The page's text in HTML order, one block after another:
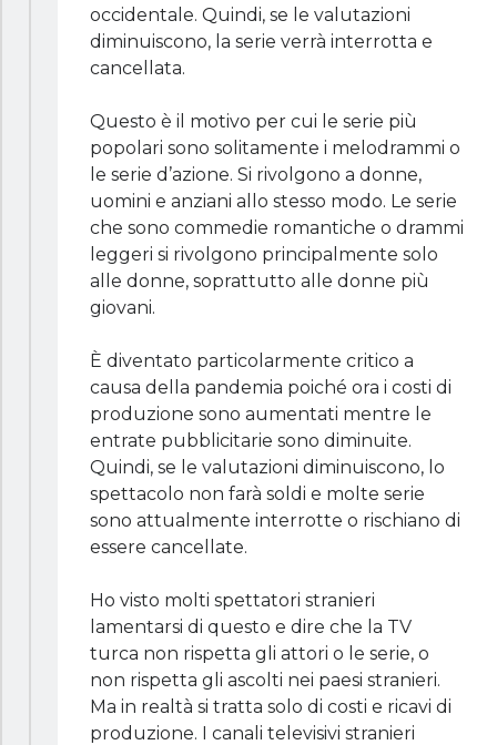
occidentale. Quindi, se le valutazioni
diminuiscono, la serie verrà interrotta e
cancellata.
Questo è il motivo per cui le serie più
popolari sono solitamente i melodrammi o
le serie d’azione. Si rivolgono a donne,
uomini e anziani allo stesso modo. Le serie
che sono commedie romantiche o drammi
leggeri si rivolgono principalmente solo
alle donne, soprattutto alle donne più
giovani.
È diventato particolarmente critico a
causa della pandemia poiché ora i costi di
produzione sono aumentati mentre le
entrate pubblicitarie sono diminuite.
Quindi, se le valutazioni diminuiscono, lo
spettacolo non farà soldi e molte serie
sono attualmente interrotte o rischiano di
essere cancellate.
Ho visto molti spettatori stranieri
lamentarsi di questo e dire che la TV
turca non rispetta gli attori o le serie, o
non rispetta gli ascolti nei paesi stranieri.
Ma in realtà si tratta solo di costi e ricavi di
produzione. I canali televisivi stranieri